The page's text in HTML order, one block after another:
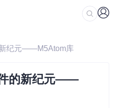
纪元——M5Atom库
的新纪元——